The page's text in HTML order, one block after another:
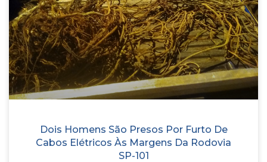
Dois Homens São Presos Por Furto De
Cabos Elétricos Às Margens Da Rodovia
SP-101